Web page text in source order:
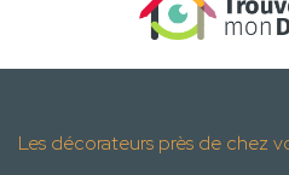
Les décorateurs près de chez